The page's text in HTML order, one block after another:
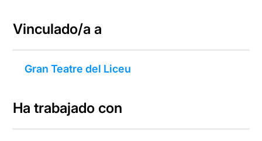
Vinculado/a a
Gran Teatre del Liceu
Ha trabajado con